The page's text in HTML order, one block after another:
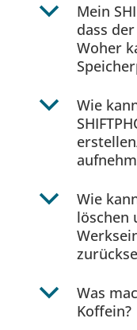
b
Mein
dass
Woher
b
Wie
b
Wie
löschen
b
Was
Koffein?